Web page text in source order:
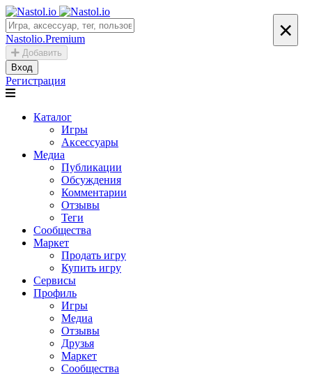
Nastolio.Premium
Добавить
Вход
Регистрация
Каталог
Игры
Аксессуары
Медиа
Публикации
Обсуждения
Комментарии
Отзывы
Теги
Сообщества
Маркет
Продать игру
Купить игру
Сервисы
Профиль
Игры
Медиа
Отзывы
Друзья
Маркет
Сообщества
×